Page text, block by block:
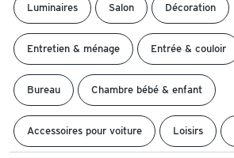
Luminaires Salon Décoration
Entretien & ménage Entrée & couloir
Bureau Chambre bébé & enfant
Accessoires pour voiture Loisirs